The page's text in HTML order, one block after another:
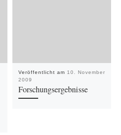
Veröffentlicht am 10. November
2009
Forschungsergebnisse